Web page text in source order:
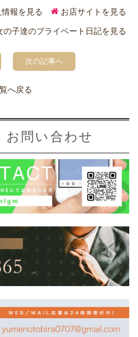
報を見る お店サイトを見る
の子達のプライベート日記を見る
次の記事へ
へ戻る
お問い合わせ